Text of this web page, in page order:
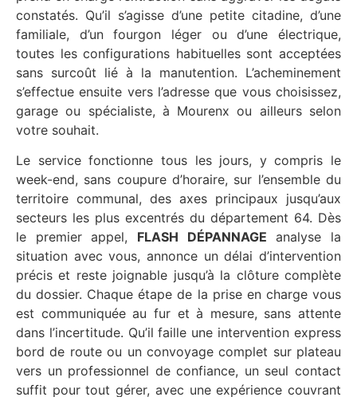
constatés. Qu’il s’agisse d’une petite citadine, d’une
familiale, d’un fourgon léger ou d’une électrique,
toutes les configurations habituelles sont acceptées
sans surcoût lié à la manutention. L’acheminement
s’effectue ensuite vers l’adresse que vous choisissez,
garage ou spécialiste, à Mourenx ou ailleurs selon
votre souhait.
Le service fonctionne tous les jours, y compris le
week-end, sans coupure d’horaire, sur l’ensemble du
territoire communal, des axes principaux jusqu’aux
secteurs les plus excentrés du département 64. Dès
le premier appel, FLASH DÉPANNAGE analyse la
situation avec vous, annonce un délai d’intervention
précis et reste joignable jusqu’à la clôture complète
du dossier. Chaque étape de la prise en charge vous
est communiquée au fur et à mesure, sans attente
dans l’incertitude. Qu’il faille une intervention express
bord de route ou un convoyage complet sur plateau
vers un professionnel de confiance, un seul contact
suffit pour tout gérer, avec une expérience couvrant